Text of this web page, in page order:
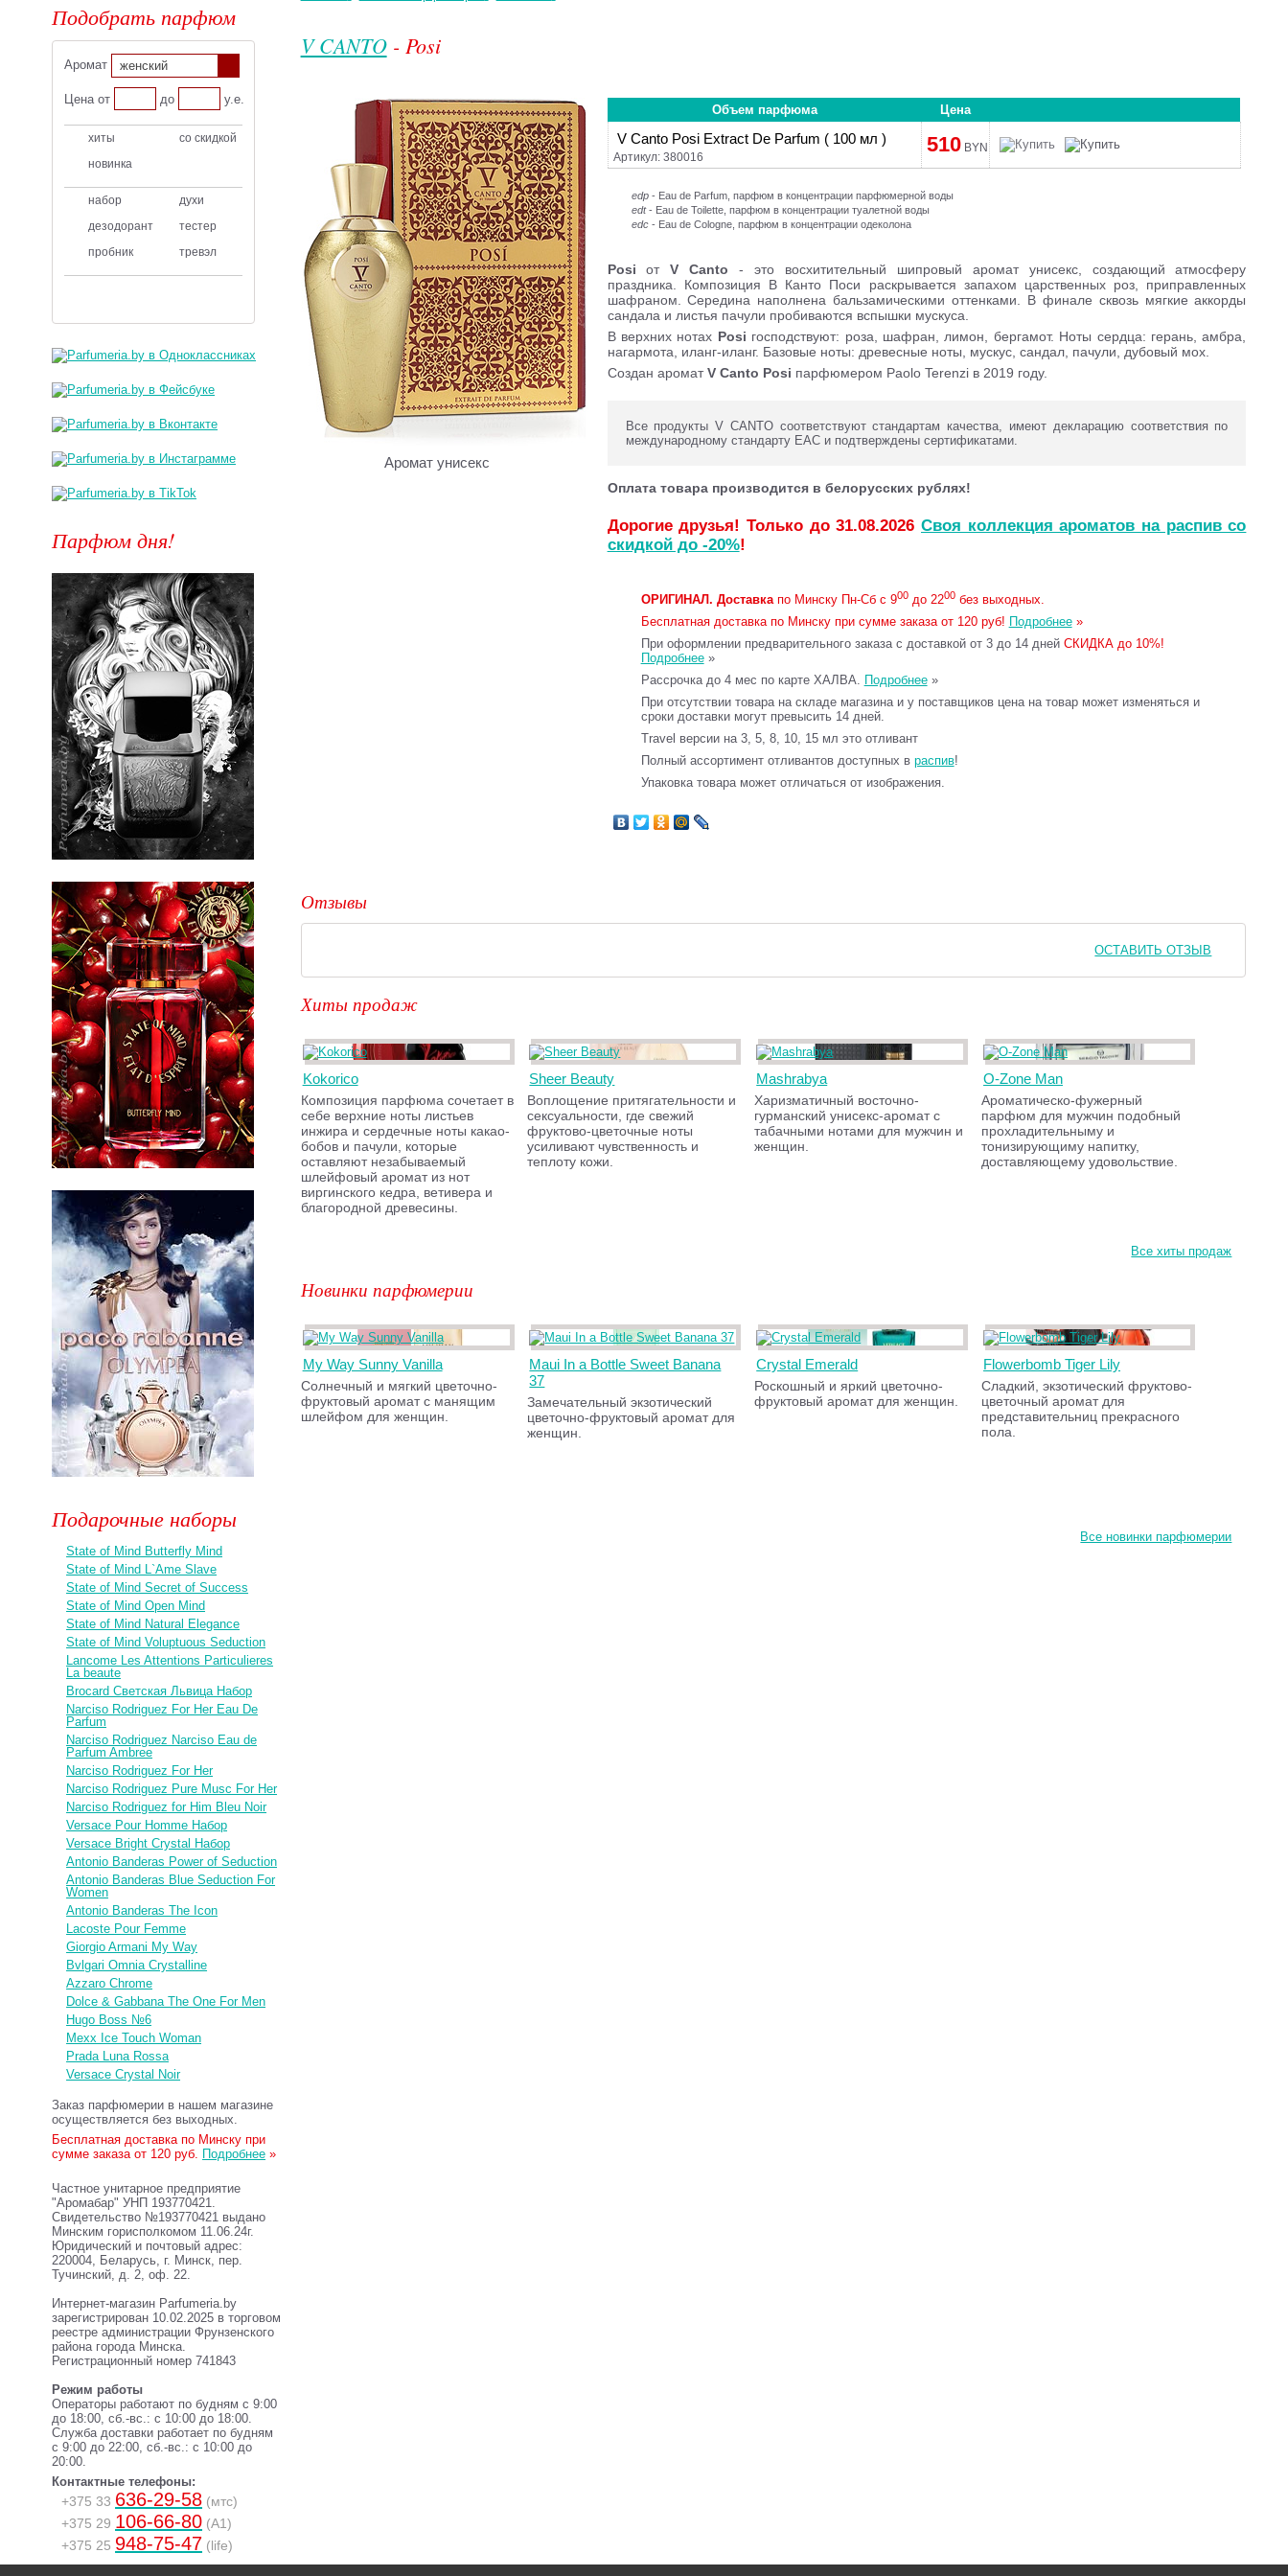
V CANTO- Posi
Аромат унисекс
Объем парфюма Цена
V Canto Posi Extract De Parfum ( 100 мл )
Артикул: 380016
510 BYN
edp- Eau de Parfum, парфюм в концентрации парфюмерной воды
edt- Eau de Toilette, парфюм в концентрации туалетной воды
edc- Eau de Cologne, парфюм в концентрации одеколона
Posi отV Canto - это восхитительный шипровый аромат унисекс, создающий атмосферу
праздника. Композиция В Канто Поси раскрывается запахом царственных роз, приправленных
шафраном. Середина наполнена бальзамическими оттенками. В финале сквозь мягкие аккорды
сандала и листья пачули пробиваются вспышки мускуса.
В верхних нотах Posi господствуют: роза, шафран, лимон, бергамот. Ноты сердца: герань, амбра,
нагармота, иланг-иланг. Базовые ноты: древесные ноты, мускус, сандал, пачули, дубовый мох.
Создан ароматV Canto Posi парфюмером Paolo Terenzi в 2019 году.
Все продукты V CANTO соответствуют стандартам качества, имеют декларацию соответствия по
международному стандарту ЕАС и подтверждены сертификатами.
Оплата товара производится в белорусских рублях!
Дорогие друзья! Только до 31.08.2026 Своя коллекция ароматов на распив со
скидкой до -20%!
ОРИГИНАЛ. Доставкапо Минску Пн-Сб с 900до 2200без выходных.
Бесплатная доставка по Минску при сумме заказа от 120 руб! Подробнее»
При оформлении предварительного заказа с доставкой от 3 до 14 дней СКИДКА до 10%!
Подробнее»
Рассрочка до 4 мес по карте ХАЛВА. Подробнее»
При отсутствии товара на складе магазина и у поставщиков цена на товар может изменяться и
сроки доставки могут превысить 14 дней.
Travel версии на 3, 5, 8, 10, 15 мл это отливант
Полный ассортимент отливантов доступных в распив!
Упаковка товара может отличаться от изображения.
Отзывы
ОСТАВИТЬ ОТЗЫВ
Хиты продаж
Kokorico
Композиция парфюма сочетает в
себе верхние ноты листьев
инжира и сердечные ноты какао-
бобов и пачули, которые
оставляют незабываемый
шлейфовый аромат из нот
виргинского кедра, ветивера и
благородной древесины.
Sheer Beauty
Воплощение притягательности и
сексуальности, где свежий
фруктово-цветочные ноты
усиливают чувственность и
теплоту кожи.
Mashrabya
Харизматичный восточно-
гурманский унисекс-аромат с
табачными нотами для мужчин и
женщин.
O-Zone Man
Ароматическо-фужерный
парфюм для мужчин подобный
прохладительныму и
тонизирующиму напитку,
доставляющему удовольствие.
Все хиты продаж
Новинки парфюмерии
My Way Sunny Vanilla
Солнечный и мягкий цветочно-
фруктовый аромат с манящим
шлейфом для женщин.
Maui In a Bottle Sweet Banana
37
Замечательный экзотический
цветочно-фруктовый аромат для
женщин.
Crystal Emerald
Роскошный и яркий цветочно-
фруктовый аромат для женщин.
Flowerbomb Tiger Lily
Сладкий, экзотический фруктово-
цветочный аромат для
представительниц прекрасного
пола.
Все новинки парфюмерии
Подобрать парфюм
Аромат женский
Цена от до у.е.
хиты
со скидкой
новинка
набор
духи
дезодорант
тестер
пробник
тревэл
Парфюм дня!
Подарочные наборы
State of Mind Butterfly Mind
State of Mind L`Ame Slave
State of Mind Secret of Success
State of Mind Open Mind
State of Mind Natural Elegance
State of Mind Voluptuous Seduction
Lancome Les Attentions Particulieres
La beaute
Brocard Светская Львица Набор
Narciso Rodriguez For Her Eau De
Parfum
Narciso Rodriguez Narciso Eau de
Parfum Ambree
Narciso Rodriguez For Her
Narciso Rodriguez Pure Musc For Her
Narciso Rodriguez for Him Bleu Noir
Versace Pour Homme Набор
Versace Bright Crystal Набор
Antonio Banderas Power of Seduction
Antonio Banderas Blue Seduction For
Women
Antonio Banderas The Icon
Lacoste Pour Femme
Giorgio Armani My Way
Bvlgari Omnia Crystalline
Azzaro Chrome
Dolce & Gabbana The One For Men
Hugo Boss №6
Mexx Ice Touch Woman
Prada Luna Rossa
Versace Crystal Noir
Заказ парфюмерии в нашем магазине
осуществляется без выходных.
Бесплатная доставка по Минску при
сумме заказа от 120 руб. Подробнее »
Частное унитарное предприятие
"Аромабар" УНП 193770421.
Свидетельство №193770421 выдано
Минским горисполкомом 11.06.24г.
Юридический и почтовый адрес:
220004, Беларусь, г. Минск, пер.
Тучинский, д. 2, оф. 22.
Интернет-магазин Parfumeria.by
зарегистрирован 10.02.2025 в торговом
реестре администрации Фрунзенского
района города Минска.
Регистрационный номер 741843
Режим работы
Операторы работают по будням с 9:00
до 18:00, сб.-вс.: с 10:00 до 18:00.
Служба доставки работает по будням
с 9:00 до 22:00, сб.-вс.: с 10:00 до
20:00.
Контактные телефоны:
+375 33 636-29-58 (мтс)
+375 29 106-66-80 (A1)
+375 25 948-75-47 (life)